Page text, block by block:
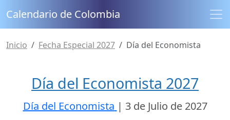
Calendario de Colombia
Inicio Fecha Especial 2027 Día del Economista
Día del Economista 2027
Día del Economista | 3 de Julio de 2027